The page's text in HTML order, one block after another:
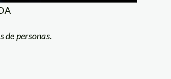
de personas.